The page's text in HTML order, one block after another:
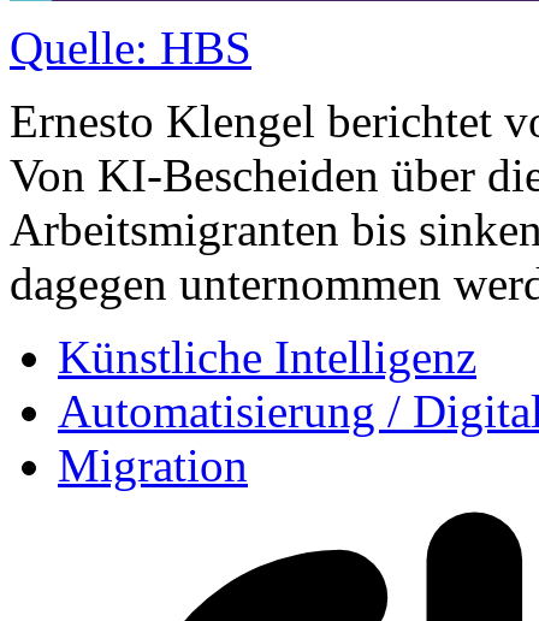
Quelle: HBS
Ernesto Klengel berichtet
Von KI-Bescheiden über
Arbeitsmigranten bis
dagegen unternommen
Künstliche Intelligenz
Automatisierung /
Migration